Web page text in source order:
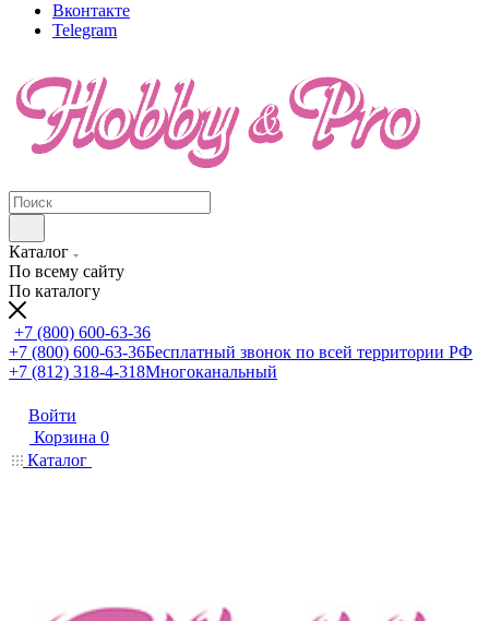
Вконтакте
Telegram
Каталог
По всему сайту
По каталогу
+7 (800) 600-63-36
+7 (800) 600-63-36Бесплатный звонок по всей территории РФ
+7 (812) 318-4-318Многоканальный
Войти
Корзина 0
Каталог